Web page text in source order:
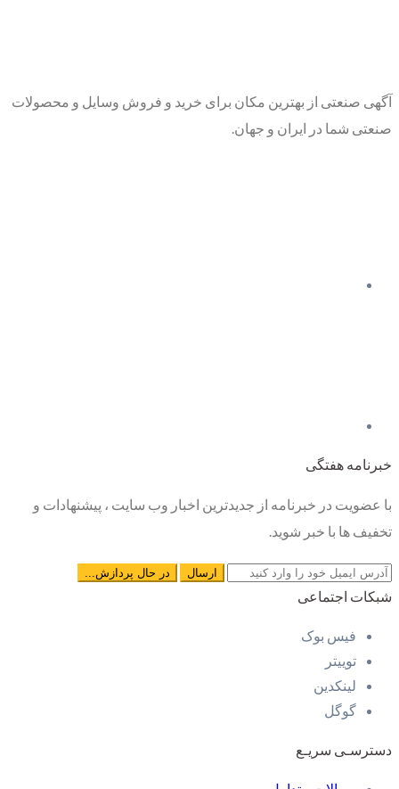
آگهی صنعتی از بهترین مکان برای خرید و فروش وسایل و محصولات
صنعتی شما در ایران و جهان.
خبرنامه هفتگی
با عضویت در خبرنامه از جدیدترین اخبار وب سایت ، پیشنهادات و
تخفیف ها با خبر شوید.
شبکات اجتماعی
فیس بوک
توییتر
لینکدین
گوگل
دسترسـی سریـع